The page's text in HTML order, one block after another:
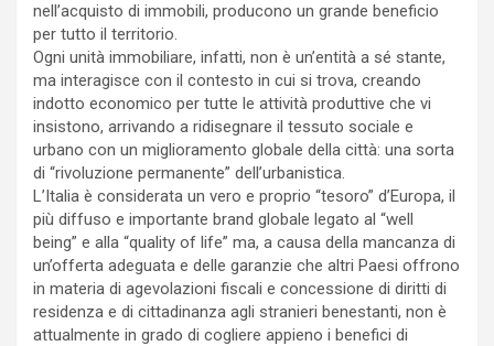
nell’acquisto di immobili, producono un grande beneficio
per tutto il territorio.
Ogni unità immobiliare, infatti, non è un’entità a sé stante,
ma interagisce con il contesto in cui si trova, creando
indotto economico per tutte le attività produttive che vi
insistono, arrivando a ridisegnare il tessuto sociale e
urbano con un miglioramento globale della città: una sorta
di “rivoluzione permanente” dell’urbanistica.
L’Italia è considerata un vero e proprio “tesoro” d’Europa, il
più diffuso e importante brand globale legato al “well
being” e alla “quality of life” ma, a causa della mancanza di
un’offerta adeguata e delle garanzie che altri Paesi offrono
in materia di agevolazioni fiscali e concessione di diritti di
residenza e di cittadinanza agli stranieri benestanti, non è
attualmente in grado di cogliere appieno i benefici di